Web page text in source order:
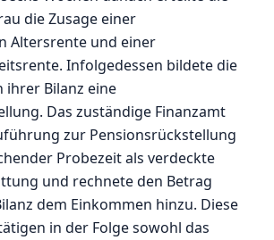
die Zusage einer
Altersrente und einer
Infolgedessen bildete die
ihrer Bilanz eine
Das zuständige Finanzamt
zur Pensionsrückstellung
Probezeit als verdeckte
und rechnete den Betrag
dem Einkommen hinzu. Diese
in der Folge sowohl das